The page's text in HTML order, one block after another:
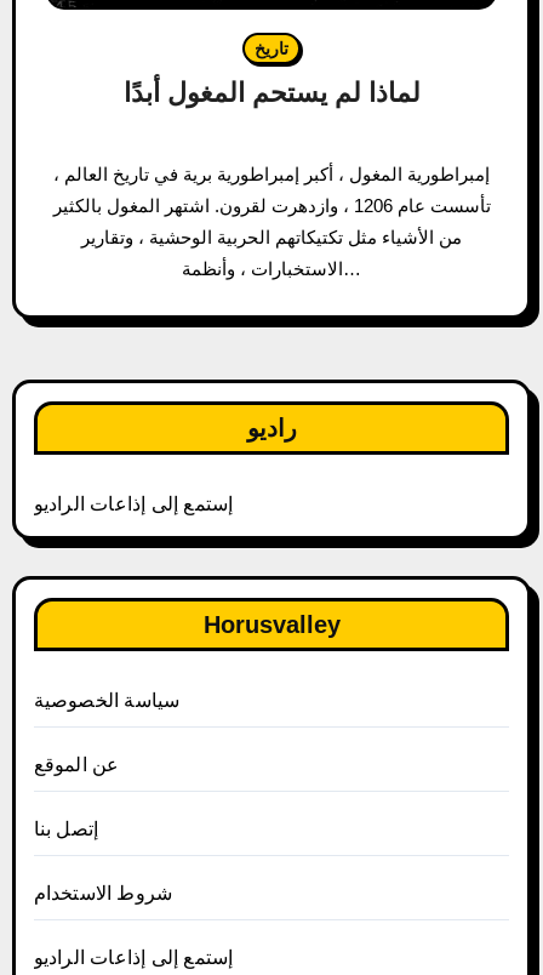
تاريخ
لماذا لم يستحم المغول أبدًا
إمبراطورية المغول ، أكبر إمبراطورية برية في تاريخ العالم ،
تأسست عام 1206 ، وازدهرت لقرون. اشتهر المغول بالكثير
من الأشياء مثل تكتيكاتهم الحربية الوحشية ، وتقارير
الاستخبارات ، وأنظمة…
راديو
إستمع إلى إذاعات الراديو
Horusvalley
سياسة الخصوصية
عن الموقع
إتصل بنا
شروط الاستخدام
إستمع إلى إذاعات الراديو